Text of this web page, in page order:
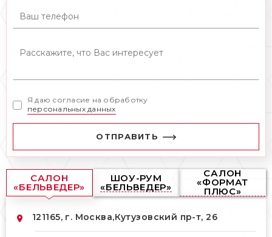
Я даю согласие на обработку
персональных данных
ОТПРАВИТЬ
САЛОН
«БЕЛЬВЕДЕР»
ШОУ-РУМ
«БЕЛЬВЕДЕР»
САЛОН
«ФОРМАТ
ПЛЮС»
121165, г. Москва,Кутузовский пр-т, 26